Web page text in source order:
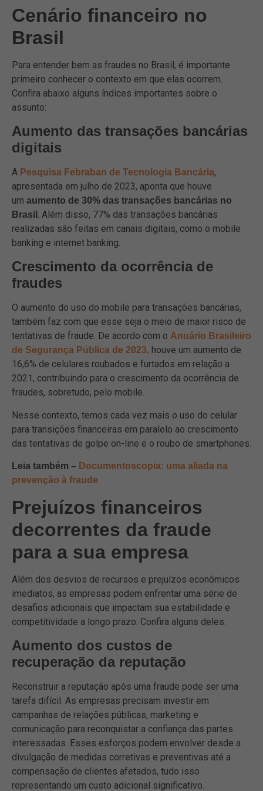
Cenário financeiro no
Brasil
Para entender bem as fraudes no Brasil, é importante
primeiro conhecer o contexto em que elas ocorrem.
Confira abaixo alguns índices importantes sobre o
assunto:
Aumento das transações bancárias
digitais
A Pesquisa Febraban de Tecnologia Bancária,
apresentada em julho de 2023, aponta que houve
um aumento de 30% das transações bancárias no
Brasil . Além disso, 77% das transações bancárias
realizadas são feitas em canais digitais, como o mobile
banking e internet banking.
Crescimento da ocorrência de
fraudes
O aumento do uso do mobile para transações bancárias,
também faz com que esse seja o meio de maior risco de
tentativas de fraude. De acordo com o Anuário Brasileiro
de Segurança Pública de 2023, houve um aumento de
16,6% de celulares roubados e furtados em relação a
2021, contribuindo para o crescimento da ocorrência de
fraudes, sobretudo, pelo mobile.
Nesse contexto, temos cada vez mais o uso do celular
para transições financeiras em paralelo ao crescimento
das tentativas de golpe on-line e o roubo de smartphones.
Leia também – Documentoscopia: uma aliada na
prevenção à fraude
Prejuízos financeiros
decorrentes da fraude
para a sua empresa
Além dos desvios de recursos e prejuízos econômicos
imediatos, as empresas podem enfrentar uma série de
desafios adicionais que impactam sua estabilidade e
competitividade a longo prazo. Confira alguns deles:
Aumento dos custos de
recuperação da reputação
Reconstruir a reputação após uma fraude pode ser uma
tarefa difícil. As empresas precisam investir em
campanhas de relações públicas, marketing e
comunicação para reconquistar a confiança das partes
interessadas. Esses esforços podem envolver desde a
divulgação de medidas corretivas e preventivas até a
compensação de clientes afetados, tudo isso
representando um custo adicional significativo.